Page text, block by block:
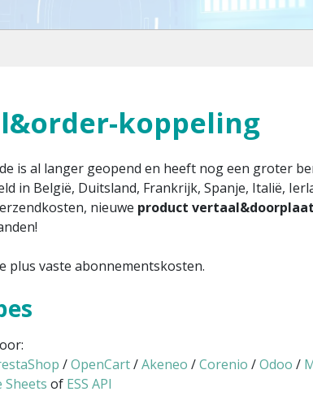
koppeling
is al langer geopend en heeft nog een groter
in België, Duitsland, Frankrijk, Spanje, Italië,
nieuwe product
plus vaste abonnementskosten.
/OpenCart/Akeneo /Corenio /Odoo /
Sheets of ESS API